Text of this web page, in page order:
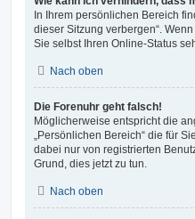
In Ihrem persönlichen Bereich
dieser Sitzung verbergen“.
Sie selbst Ihren Online-Status
Nach oben
Die Forenuhr geht falsch!
Möglicherweise entspricht die
„Persönlichen Bereich“ die für
dabei nur von registrierten
Grund, dies jetzt zu tun.
Nach oben